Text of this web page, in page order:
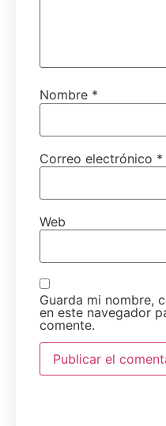
Nombre *
Correo electrónico *
Web
Guarda mi nombre,
en este navegador
comente.